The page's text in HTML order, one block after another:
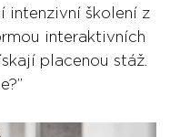
intenzivní školení z
interaktivních
placenou stáž.